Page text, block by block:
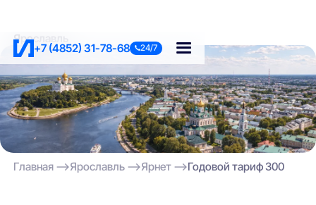
+7 (4852) 31-78-68 24/7
Ярославль
Главная Ярославль Ярнет Годовой тариф 300